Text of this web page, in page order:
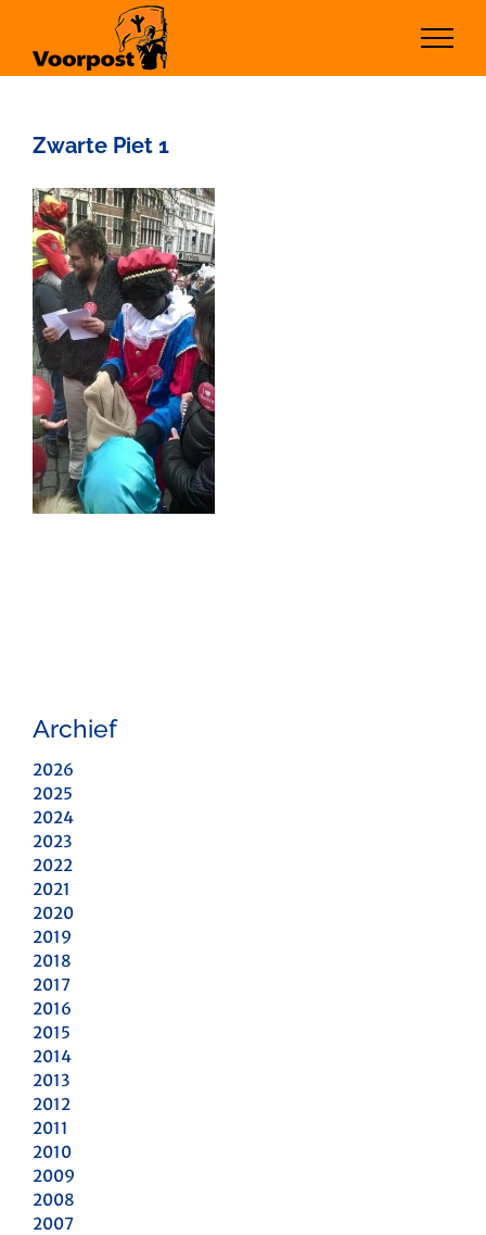
inhoud
Zwarte Piet 1
Archief
2026
2025
2024
2023
2022
2021
2020
2019
2018
2017
2016
2015
2014
2013
2012
2011
2010
2009
2008
2007